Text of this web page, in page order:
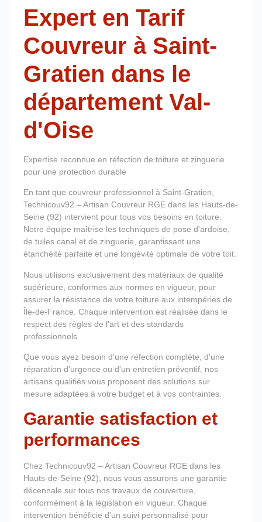
Expert en Tarif
Couvreur à Saint-
Gratien dans le
département Val-
d'Oise
Expertise reconnue en réfection de toiture et zinguerie
pour une protection durable
En tant que couvreur professionnel à Saint-Gratien,
Technicouv92 – Artisan Couvreur RGE dans les Hauts-de-
Seine (92) intervient pour tous vos besoins en toiture.
Notre équipe maîtrise les techniques de pose d'ardoise,
de tuiles canal et de zinguerie, garantissant une
étanchéité parfaite et une longévité optimale de votre toit.
Nous utilisons exclusivement des matériaux de qualité
supérieure, conformes aux normes en vigueur, pour
assurer la résistance de votre toiture aux intempéries de
Île-de-France. Chaque intervention est réalisée dans le
respect des règles de l'art et des standards
professionnels.
Que vous ayez besoin d'une réfection complète, d'une
réparation d'urgence ou d'un entretien préventif, nos
artisans qualifiés vous proposent des solutions sur
mesure adaptées à votre budget et à vos contraintes.
Garantie satisfaction et
performances
Chez Technicouv92 – Artisan Couvreur RGE dans les
Hauts-de-Seine (92), nous vous assurons une garantie
décennale sur tous nos travaux de couverture,
conformément à la législation en vigueur. Chaque
intervention bénéficie d'un suivi personnalisé pour